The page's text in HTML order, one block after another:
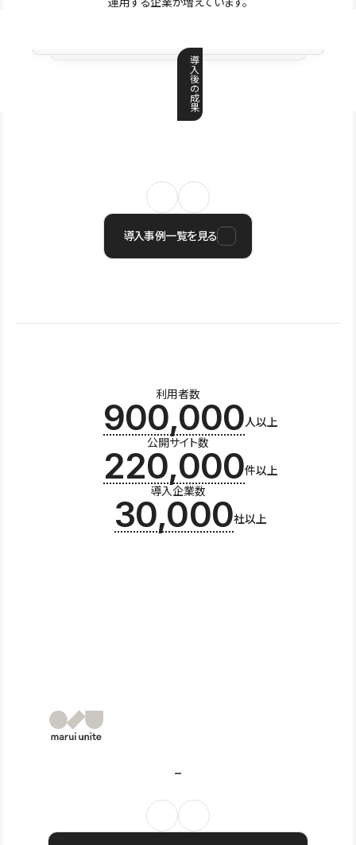
導
入
後
の
成
果
導入事例一覧を見る
利用者数
900,000人以上
公開サイト数
220,000件以上
導入企業数
30,000社以上